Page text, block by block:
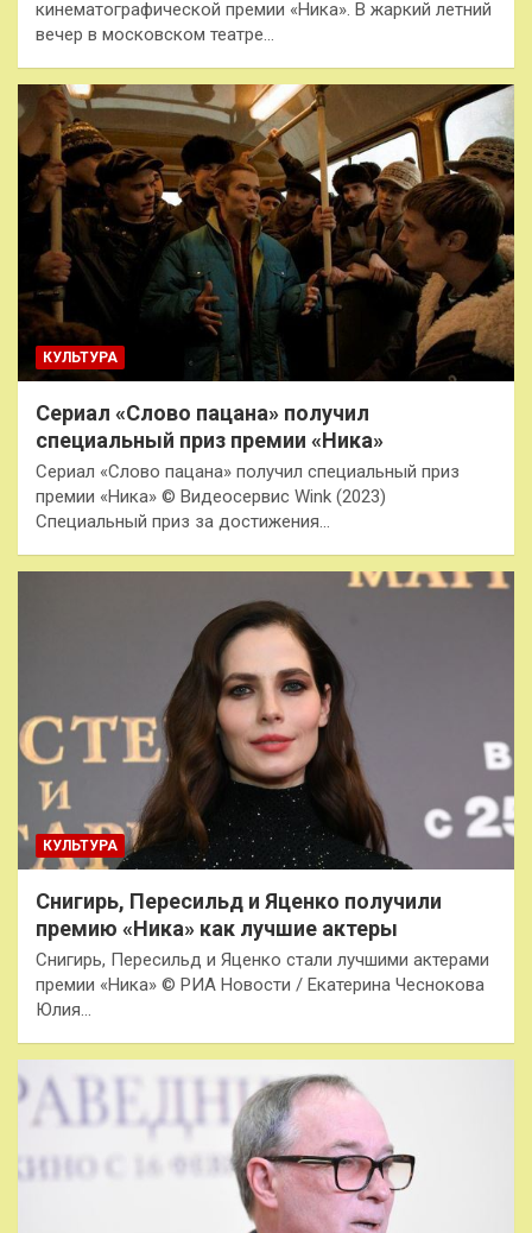
кинематографической премии «Ника». В жаркий летний
вечер в московском театре…
КУЛЬТУРА
Сериал «Слово пацана» получил
специальный приз премии «Ника»
Сериал «Слово пацана» получил специальный приз
премии «Ника» © Видеосервис Wink (2023)
Специальный приз за достижения…
КУЛЬТУРА
Снигирь, Пересильд и Яценко получили
премию «Ника» как лучшие актеры
Снигирь, Пересильд и Яценко стали лучшими актерами
премии «Ника» © РИА Новости / Екатерина Чеснокова
Юлия…